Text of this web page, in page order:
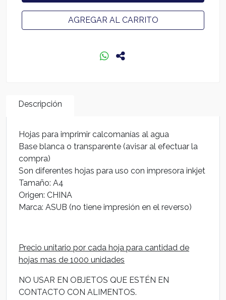
AGREGAR AL CARRITO
Descripción
Hojas para imprimir calcomanías al agua
Base blanca o transparente (avisar al efectuar la
compra)
Son diferentes hojas para uso con impresora inkjet
Tamaño: A4
Origen: CHINA
Marca: ASUB (no tiene impresión en el reverso)
Precio unitario por cada hoja para cantidad de
hojas mas de 1000 unidades
NO USAR EN OBJETOS QUE ESTÉN EN
CONTACTO CON ALIMENTOS.